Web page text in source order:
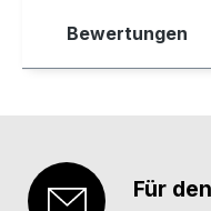
Bewertungen
Für